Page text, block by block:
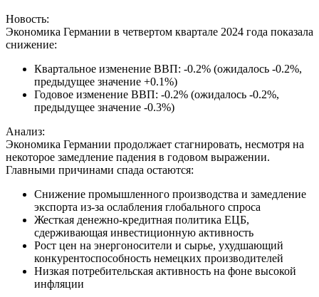
Новость:
Экономика Германии в четвертом квартале 2024 года показала
снижение:
Квартальное изменение ВВП: -0.2% (ожидалось -0.2%,
предыдущее значение +0.1%)
Годовое изменение ВВП: -0.2% (ожидалось -0.2%,
предыдущее значение -0.3%)
Анализ:
Экономика Германии продолжает стагнировать, несмотря на
некоторое замедление падения в годовом выражении.
Главными причинами спада остаются:
Снижение промышленного производства и замедление
экспорта из-за ослабления глобального спроса
Жесткая денежно-кредитная политика ЕЦБ,
сдерживающая инвестиционную активность
Рост цен на энергоносители и сырье, ухудшающий
конкурентоспособность немецких производителей
Низкая потребительская активность на фоне высокой
инфляции